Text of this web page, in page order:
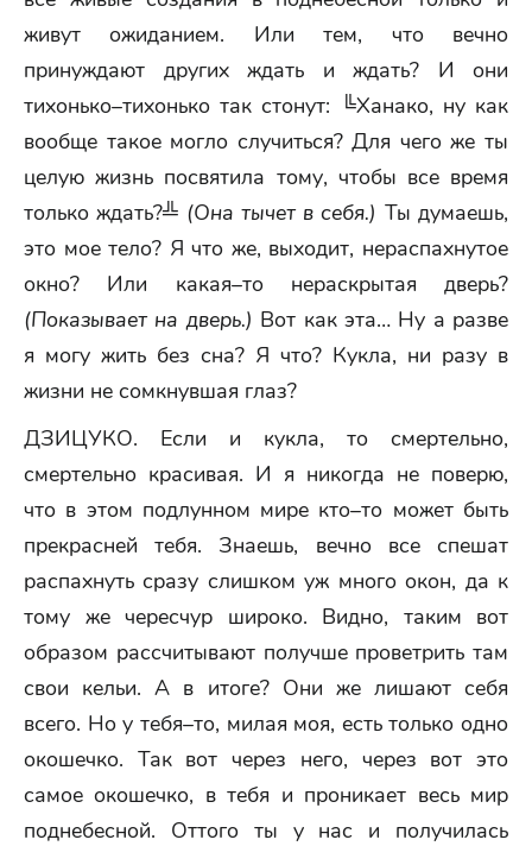
живут ожиданием. Или тем, что вечно
принуждают других ждать и ждать? И они
тихонько–тихонько так стонут: ╚Ханако, ну как
вообще такое могло случиться? Для чего же ты
целую жизнь посвятила тому, чтобы все время
только ждать?╩ (Она тычет в себя.) Ты думаешь,
это мое тело? Я что же, выходит, нераспахнутое
окно? Или какая–то нераскрытая дверь?
(Показывает на дверь.) Вот как эта… Ну а разве
я могу жить без сна? Я что? Кукла, ни разу в
жизни не сомкнувшая глаз?
ДЗИЦУКО. Если и кукла, то смертельно,
смертельно красивая. И я никогда не поверю,
что в этом подлунном мире кто–то может быть
прекрасней тебя. Знаешь, вечно все спешат
распахнуть сразу слишком уж много окон, да к
тому же чересчур широко. Видно, таким вот
образом рассчитывают получше проветрить там
свои кельи. А в итоге? Они же лишают себя
всего. Но у тебя–то, милая моя, есть только одно
окошечко. Так вот через него, через вот это
самое окошечко, в тебя и проникает весь мир
поднебесной. Оттого ты у нас и получилась